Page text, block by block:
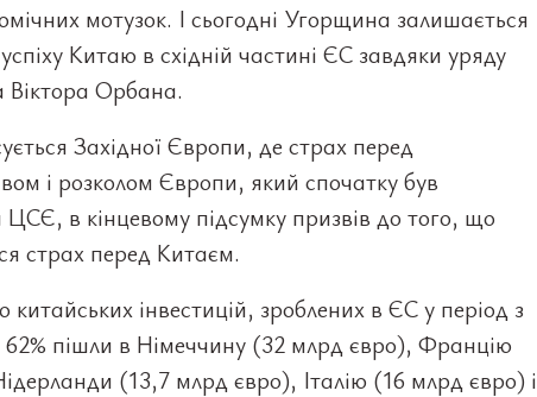
мотузок. І сьогодні Угорщина залишається
Китаю в східній частині ЄС завдяки уряду
Віктора Орбана.
Західної Європи, де страх перед
і розколом Європи, який спочатку був
в кінцевому підсумку призвів до того, що
страх перед Китаєм.
інвестицій, зроблених в ЄС у період з
62% пішли в Німеччину (32 млрд євро), Францію
(13,7 млрд євро), Італію (16 млрд євро) і